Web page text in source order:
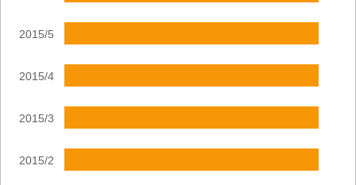
2015/5
2015/4
2015/3
2015/2